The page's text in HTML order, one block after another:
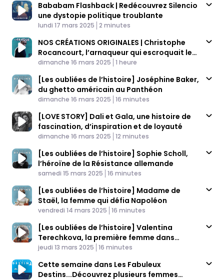
Bababam Flashback | Redécouvrez Silencio
une dystopie politique troublante
Published At
lundi 17 mars 2025 Time
2 minutes
NOS CRÉATIONS ORIGINALES | Christophe
Rocancourt, l’arnaqueur qui escroquait les
stars d’Hollywood
Published At
dimanche 16 mars 2025 Time
1 heure
[Les oubliées de l’histoire] Joséphine Baker,
du ghetto américain au Panthéon
Published At
dimanche 16 mars 2025 Time
16 minutes
[LOVE STORY] Dali et Gala, une histoire de
fascination, d’inspiration et de loyauté
Published At
dimanche 16 mars 2025 Time
12 minutes
[Les oubliées de l’histoire] Sophie Scholl,
l’héroïne de la Résistance allemande
Published At
samedi 15 mars 2025 Time
16 minutes
[Les oubliées de l’histoire] Madame de
Staël, la femme qui défia Napoléon
Published At
vendredi 14 mars 2025 Time
16 minutes
[Les oubliées de l’histoire] Valentina
Terechkova, la première femme dans
l’espace
Published At
jeudi 13 mars 2025 Time
16 minutes
Cette semaine dans Les Fabuleux
Destins...Découvrez plusieurs femmes